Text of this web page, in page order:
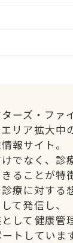
ーズ・ファ
リア拡大中
報サイト。
でなく、診
ることが特
療に対する
て発信し、
して健康管
トしています